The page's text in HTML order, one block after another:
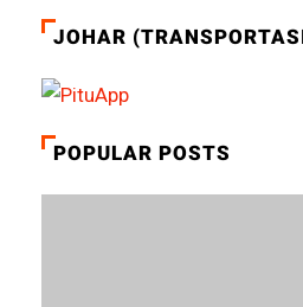
JOHAR
POPULAR POSTS